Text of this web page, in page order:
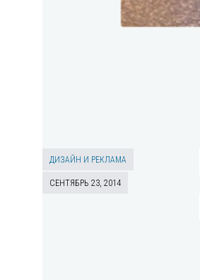
ДИЗАЙН И РЕКЛАМА
СЕНТЯБРЬ 23, 2014